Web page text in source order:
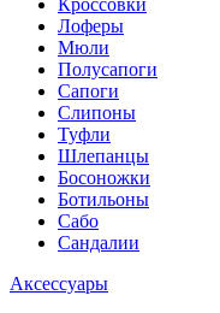
Кроссовки
Лоферы
Мюли
Полусапоги
Сапоги
Слипоны
Туфли
Шлепанцы
Босоножки
Ботильоны
Сабо
Сандалии
Аксессуары